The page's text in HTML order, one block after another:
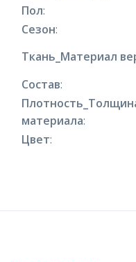
Пол:
Сезон:
Ткань_Материал
Состав:
материала:
Цвет: